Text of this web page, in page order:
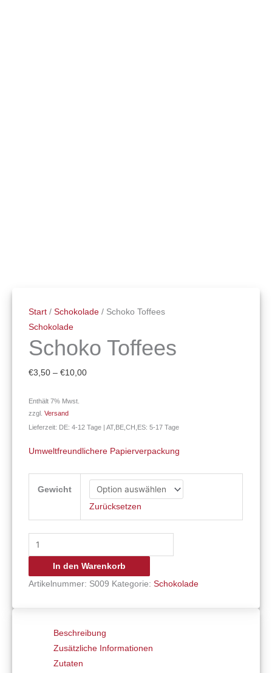
Start /Schokolade / Schoko Toffees
Schokolade
Schoko Toffees
€3,50 –€10,00
Enthält 7% Mwst.
zzgl.Versand
Lieferzeit: DE: 4-12 Tage | AT,BE,CH,ES: 5-17 Tage
Umweltfreundlichere Papierverpackung
Gewicht
Zurücksetzen
In den Warenkorb
Artikelnummer: S009 Kategorie:Schokolade
Beschreibung
Zusätzliche Informationen
Zutaten